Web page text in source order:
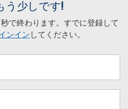
う少しです!
で終わります。すでに登録して
ンインしてください。